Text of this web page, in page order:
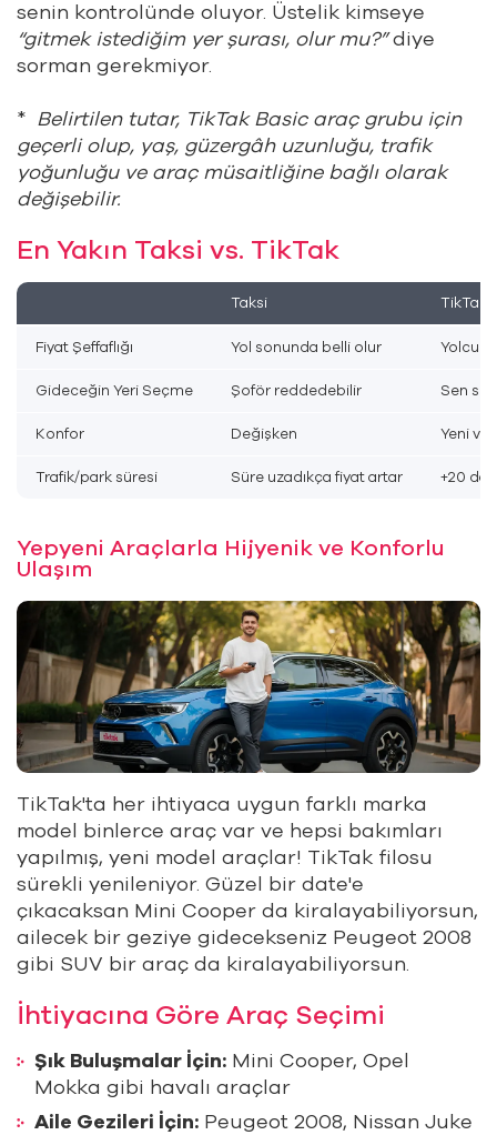
senin kontrolünde oluyor. Üstelik kimseye
“gitmek istediğim yerşurası, olur mu?”diye
sorman gerekmiyor.
* Belirtilen tutar, TikTak Basic araç grubu için
geçerli olup, yaş, güzergâh uzunluğu, trafik
yoğunluğu ve araç müsaitliğine bağlı olarak
değişebilir.
En Yakın Taksi vs. TikTak
Taksi TikTak
Fiyat Şeffaflığı Yol sonunda belli olur
Gideceğin Yeri Seçme Şoför reddedebilir Sen
Konfor Değişken Yeni ve
Trafik/park süresi Süre uzadıkça fiyat artar +20
Yepyeni Araçlarla Hijyenik ve Konforlu
Ulaşım
TikTak'ta her ihtiyaca uygun farklı marka
model binlerce araç var ve hepsi bakımları
yapılmış, yeni model araçlar! TikTak filosu
sürekli yenileniyor. Güzel bir date'e
çıkacaksan Mini Cooper da kiralayabiliyorsun,
ailecek bir geziye gidecekseniz Peugeot 2008
gibi SUV bir araç da kiralayabiliyorsun.
İhtiyacına Göre Araç Seçimi
Şık Buluşmalar İçin: Mini Cooper, Opel
Mokka gibi havalı araçlar
Aile Gezileri İçin: Peugeot 2008, Nissan Juke